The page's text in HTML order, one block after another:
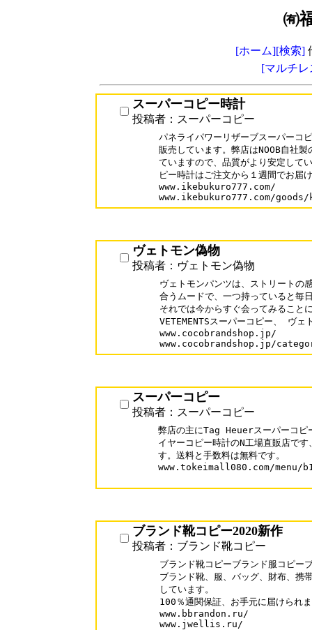
㈲
[ホーム][検索]
[マルチ
スーパーコピー時計
投稿者：スーパーコピー
パネライパワーリザーブスーパーコ
販売しています。弊店はNOOB自社
ていますので、品質がより安定して
ピー時計はご注文から１週間でお届
www.ikebukuro777.com/
ヴェトモン偽物
投稿者：ヴェトモン偽物
ヴェトモンパンツは、ストリートの
合うムードで、一つ持っていると毎
それでは今からすぐ会ってみること
VETEMENTSスーパーコピー、 ヴェ
www.cocobrandshop.jp/
www.cocobrandshop.jp/
スーパーコピー
投稿者：スーパーコピー
弊店の主にTag Heuerスーパーコピ
イヤーコピー時計のN工場直販店で
す。送料と手数料は無料です。
www.tokeimall080.com/menu/
ブランド靴コピー2020新作
投稿者：ブランド靴コピー
ブランド靴コピーブランド服コピー
ブランド靴、服、バッグ、財布、携
しています。
100％通関保証、お手元に届けられ
www.bbrandon.ru/
www.jwellis.ru/